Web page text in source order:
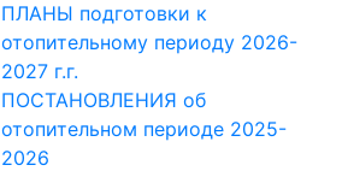
ПЛАНЫ подготовки к
отопительному периоду 2026-
2027 г.г.
ПОСТАНОВЛЕНИЯ об
отопительном периоде 2025-
2026